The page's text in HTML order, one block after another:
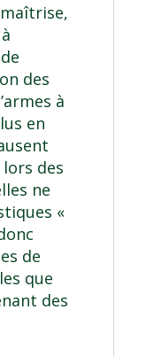
des
à
en
des
ne
«
de
que
des